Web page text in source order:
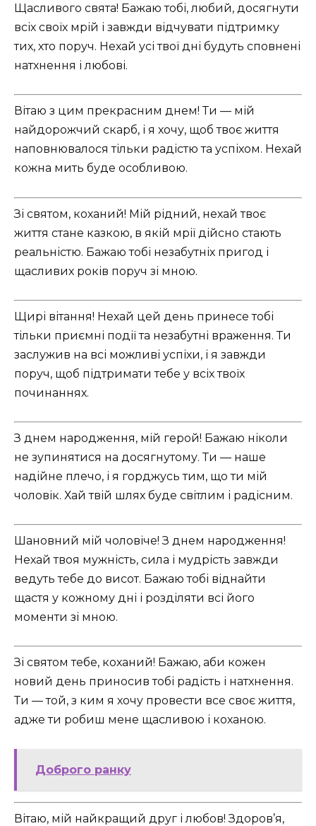
Щасливого свята! Бажаю тобі, любий, досягнути
всіх своїх мрій і завжди відчувати підтримку
тих, хто поруч. Нехай усі твої дні будуть сповнені
натхнення і любові.
Вітаю з цим прекрасним днем! Ти — мій
найдорожчий скарб, і я хочу, щоб твоє життя
наповнювалося тільки радістю та успіхом. Нехай
кожна мить буде особливою.
Зі святом, коханий! Мій рідний, нехай твоє
життя стане казкою, в якій мрії дійсно стають
реальністю. Бажаю тобі незабутніх пригод і
щасливих років поруч зі мною.
Щирі вітання! Нехай цей день принесе тобі
тільки приємні події та незабутні враження. Ти
заслужив на всі можливі успіхи, і я завжди
поруч, щоб підтримати тебе у всіх твоїх
починаннях.
З днем народження, мій герой! Бажаю ніколи
не зупинятися на досягнутому. Ти — наше
надійне плечо, і я горджусь тим, що ти мій
чоловік. Хай твій шлях буде світлим і радісним.
Шановний мій чоловіче! З днем народження!
Нехай твоя мужність, сила і мудрість завжди
ведуть тебе до висот. Бажаю тобі віднайти
щастя у кожному дні і розділяти всі його
моменти зі мною.
Зі святом тебе, коханий! Бажаю, аби кожен
новий день приносив тобі радість і натхнення.
Ти — той, з ким я хочу провести все своє життя,
адже ти робиш мене щасливою і коханою.
Доброго ранку
Вітаю, мій найкращий друг і любов! Здоров’я,